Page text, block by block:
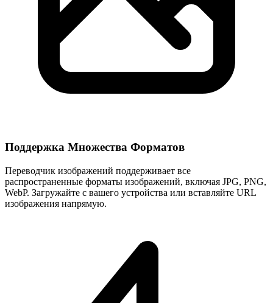
Поддержка Множества Форматов
Переводчик изображений поддерживает все
распространенные форматы изображений, включая JPG, PNG,
WebP. Загружайте с вашего устройства или вставляйте URL
изображения напрямую.